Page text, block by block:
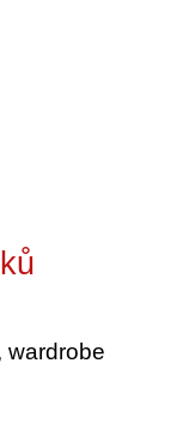
wardrobe